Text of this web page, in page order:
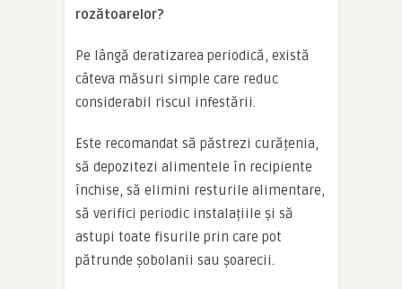
rozătoarelor?
Pe lângă deratizarea periodică, există
câteva măsuri simple care reduc
considerabil riscul infestării.
Este recomandat să păstrezi curățenia,
să depozitezi alimentele în recipiente
închise, să elimini resturile alimentare,
să verifici periodic instalațiile și să
astupi toate fisurile prin care pot
pătrunde șobolanii sau șoarecii.